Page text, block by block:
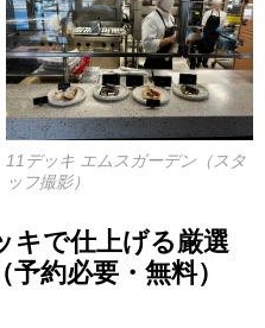
11デッキ エムスガーデン（スタ
ッフ撮影）
で仕上げる厳選
約必要・無料）